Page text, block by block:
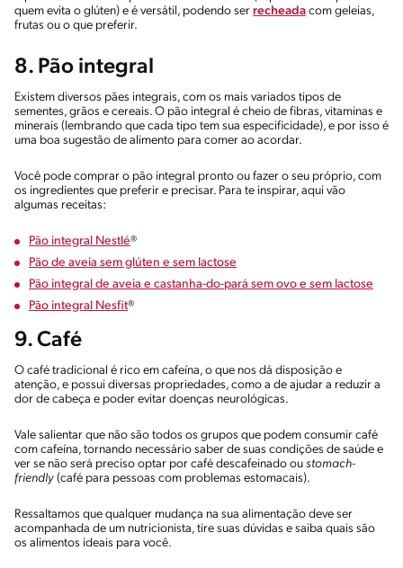
quem evita o glúten) e é versátil, podendo ser recheada com geleias,
frutas ou o que preferir.
8. Pão integral
Existem diversos pães integrais, com os mais variados tipos de
sementes, grãos e cereais. O pão integral é cheio de fibras, vitaminas e
minerais (lembrando que cada tipo tem sua especificidade), e por isso é
uma boa sugestão de alimento para comer ao acordar.
Você pode comprar o pão integral pronto ou fazer o seu próprio, com
os ingredientes que preferir e precisar. Para te inspirar, aqui vão
algumas receitas:
Pão integral Nestlé®
Pão de aveia sem glúten e sem lactose
Pão integral de aveia e castanha-do-pará sem ovo e sem lactose
Pão integral Nesfit®
9. Café
O café tradicional é rico em cafeína, o que nos dá disposição e
atenção, e possui diversas propriedades, como a de ajudar a reduzir a
dor de cabeça e poder evitar doenças neurológicas.
Vale salientar que não são todos os grupos que podem consumir café
com cafeína, tornando necessário saber de suas condições de saúde e
ver se não será preciso optar por café descafeinado ou stomach-
friendly (café para pessoas com problemas estomacais).
Ressaltamos que qualquer mudança na sua alimentação deve ser
acompanhada de um nutricionista, tire suas dúvidas e saiba quais são
os alimentos ideais para você.